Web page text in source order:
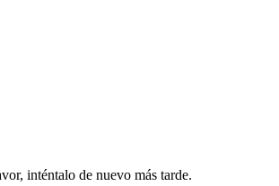
inténtalo de nuevo más tarde.